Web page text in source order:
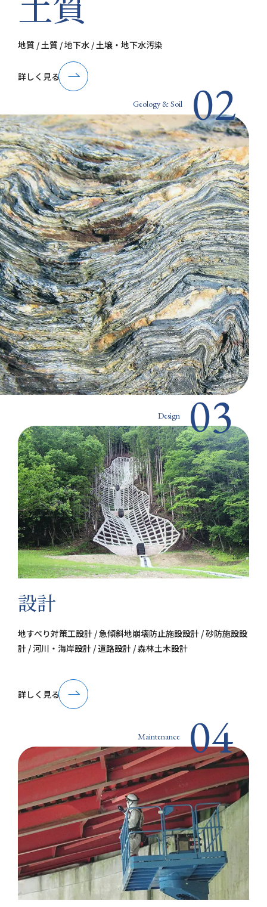
地質 / 土質 / 地下水 / 土壌・地下水汚染
詳しく見る
Geology & Soil 02
Design 03
設計
地すべり対策工設計 / 急傾斜地崩壊防止施設設計 / 砂防施設設
計 / 河川・海岸設計 / 道路設計 / 森林土木設計
詳しく見る
Maintenance 04